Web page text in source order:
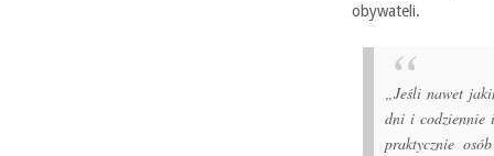
obywateli.
„Jeśli nawet
dni i codziennie
praktycznie